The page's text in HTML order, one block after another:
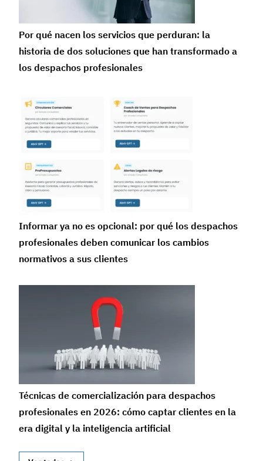
Por qué nacen los servicios que perduran: la
historia de dos soluciones que han transformado a
los despachos profesionales
Informar ya no es opcional: por qué los despachos
profesionales deben comunicar los cambios
normativos a sus clientes
Técnicas de comercialización para despachos
profesionales en 2026: cómo captar clientes en la
era digital y la inteligencia artificial